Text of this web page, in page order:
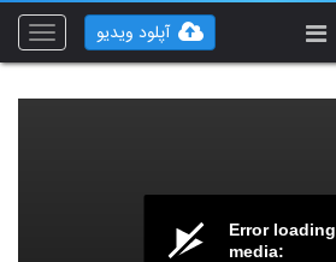
Toggle
آپلود ویدیو
Error loading
media: